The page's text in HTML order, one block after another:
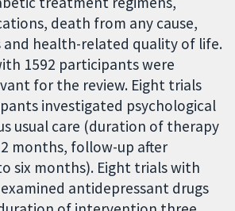
death from any cause,
and health-related quality of life.
1592 participants were
for the review. Eight trials
investigated psychological
usual care (duration of therapy
months, follow-up after
six months). Eight trials with
antidepressant drugs